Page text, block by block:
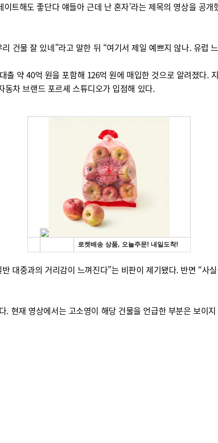
트해도 좋단다 얘들아 근데 난 혼자’라는 제목의 영상을 공
건물 잘 있네”라고 말한 뒤 “여기서 제일 예쁘지 않나. 유럽
약 40억 원을 포함해 126억 원에 매입한 것으로 알려졌다.
차 브랜드 포르셰 스튜디오가 입점해 있다.
대중과의 거리감이 느껴진다”는 비판이 제기됐다. 반면 “사
현재 영상에서는 고소영이 해당 건물을 언급한 부분은 보이